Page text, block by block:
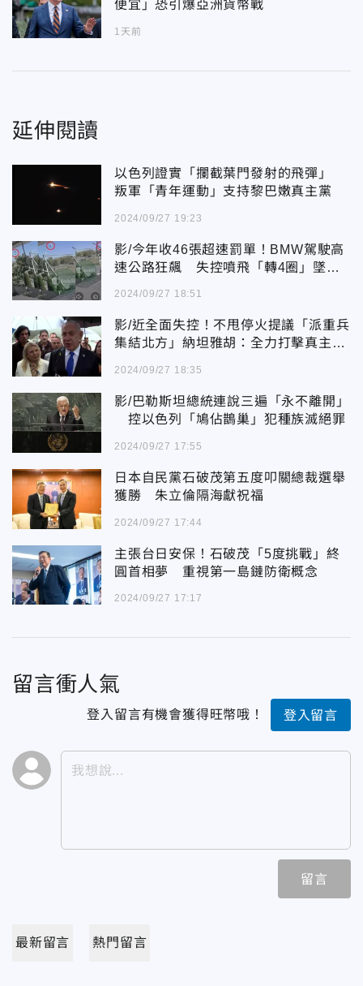
便宜」恐引爆亞洲貨幣戰
1天前
延伸閱讀
以色列證實「攔截葉門發射的飛彈」
叛軍「青年運動」支持黎巴嫩真主黨
2024/09/27 19:23
影/今年收46張超速罰單！BMW駕駛高
速公路狂飆 失控噴飛「轉4圈」墜地
2024/09/27 18:51
影/近全面失控！不甩停火提議「派重兵
集結北方」納坦雅胡：全力打擊真主黨
2024/09/27 18:35
影/巴勒斯坦總統連說三遍「永不離開」
控以色列「鳩佔鵲巢」犯種族滅絕罪
2024/09/27 17:55
日本自民黨石破茂第五度叩關總裁選舉
獲勝 朱立倫隔海獻祝福
2024/09/27 17:44
主張台日安保！石破茂「5度挑戰」終
圓首相夢 重視第一島鏈防衛概念
2024/09/27 17:17
留言衝人氣
登入留言有機會獲得旺幣哦！ 登入留言
留言
最新留言 熱門留言